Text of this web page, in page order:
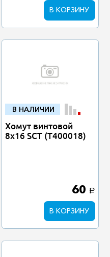
В КОРЗИНУ
В НАЛИЧИИ
Хомут винтовой
8x16 SCT (T400018)
60 a
В КОРЗИНУ